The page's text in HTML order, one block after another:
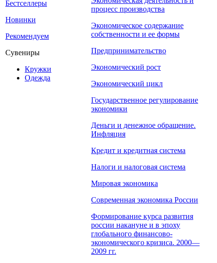
Бестселлеры
Новинки
Рекомендуем
Сувениры
Кружки
Одежда
процесс производства
Экономическое содержание
собственности и ее формы
Предпринимательство
Экономический рост
Экономический цикл
Государственное регулирование
экономики
Деньги и денежное обращение.
Инфляция
Кредит и кредитная система
Налоги и налоговая система
Мировая экономика
Современная экономика России
Формирование курса развития
россии накануне и в эпоху
глобального финансово-
экономического кризиса. 2000—
2009 гг.